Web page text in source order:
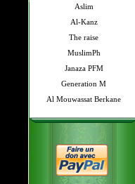
Aslim
Al-Kanz
The raise
MuslimPh
Janaza PFM
Generation M
Al Mouwassat Berkane